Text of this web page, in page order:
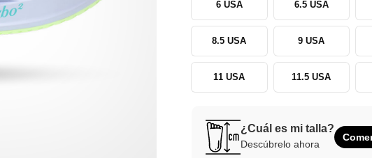
6 USA 6.5 USA
8.5 USA 9 USA
11 USA 11.5 USA
¿Cuál es mi talla?
Descúbrelo ahora